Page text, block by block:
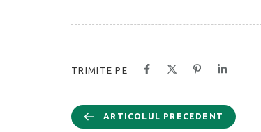
TRIMITE PE
ARTICOLUL PRECEDENT